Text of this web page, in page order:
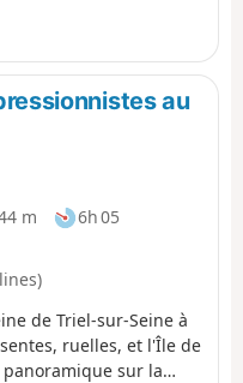
le célèbre peintre
au
m
6h 05
de Triel-sur-Seine à
ruelles, et l'Île de
panoramique sur la